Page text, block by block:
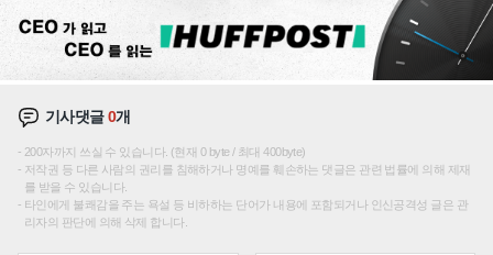
기사댓글0개
200자까지 쓰실 수 있습니다. (현재 0 byte / 최대 400byte)
저작권 등 다른 사람의 권리를 침해하거나 명예를 훼손하는 댓글은 관련 법률에 의해 제재
를 받을 수 있습니다.
타인에게 불쾌감을 주는 욕설 등 비하하는 단어가 내용에 포함되거나 인신공격성 글은 관
리자의 판단에 의해 삭제 합니다.